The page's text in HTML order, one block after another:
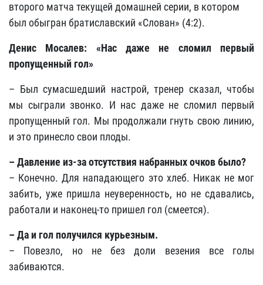
второго матча текущей домашней серии, в котором
был обыгран братиславский «Слован» (4:2).
Денис Мосалев: «Нас даже не сломил первый
пропущенный гол»
– Был сумасшедший настрой, тренер сказал, чтобы
мы сыграли звонко. И нас даже не сломил первый
пропущенный гол. Мы продолжали гнуть свою линию,
и это принесло свои плоды.
– Давление из-за отсутствия набранных очков было?
– Конечно. Для нападающего это хлеб. Никак не мог
забить, уже пришла неуверенность, но не сдавались,
работали и наконец-то пришел гол (смеется).
– Да и гол получился курьезным.
– Повезло, но не без доли везения все голы
забиваются.